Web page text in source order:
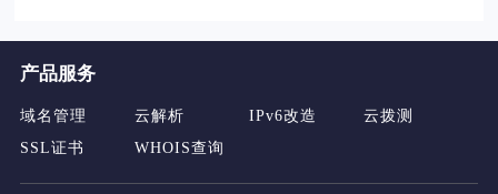
产品服务
域名管理 云解析 IPv6改造
云拨测
SSL证书
WHOIS查询